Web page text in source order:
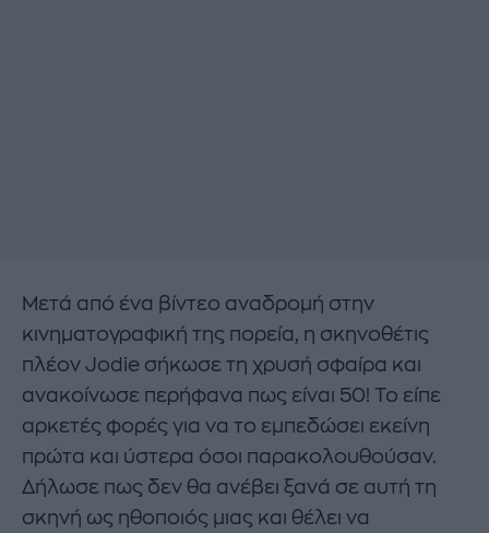
Mετά από ένα βίντεο αναδρομή στην
κινηματογραφική της πορεία, η σκηνοθέτις
πλέον Jodie σήκωσε τη χρυσή σφαίρα και
ανακοίνωσε περήφανα πως είναι 50! Το είπε
αρκετές φορές για να το εμπεδώσει εκείνη
πρώτα και ύστερα όσοι παρακολουθούσαν.
Δήλωσε πως δεν θα ανέβει ξανά σε αυτή τη
σκηνή ως ηθοποιός μιας και θέλει να